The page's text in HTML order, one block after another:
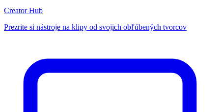
Creator Hub
Prezrite si nástroje na klipy od svojich obľúbených tvorcov